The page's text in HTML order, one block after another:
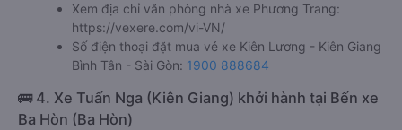
Xem địa chỉ văn phòng nhà xe Phương Trang:
https://vexere.com/vi-VN/
Số điện thoại đặt mua vé xe Kiên Lương - Kiên Giang
Bình Tân - Sài Gòn: 1900 888684
🚌 4. Xe Tuấn Nga (Kiên Giang) khởi hành tại Bến xe
Ba Hòn (Ba Hòn)